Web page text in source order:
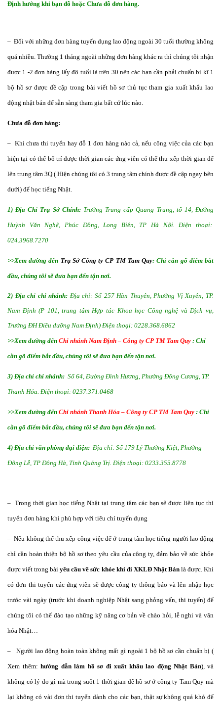
Định hướng khi bạn đỗ hoặc Chưa đỗ đơn hàng.
– Đối với những đơn hàng tuyển dụng lao động ngoài 30 tuổi thường không
quá nhiều. Thường 1 tháng ngoài những đơn hàng khác ra thì chúng tôi nhận
được 1 -2 đơn hàng lấy độ tuổi là trên 30 nên các bạn cần phải chuẩn bị kĩ 1
bộ hồ sơ được đề cập trong bài viết hồ sơ thủ tục tham gia xuất khẩu lao
động nhật bản để sẵn sàng tham gia bất cứ lúc nào.
Chưa đỗ đơn hàng:
– Khi chưa thi tuyển hay đỗ 1 đơn hàng nào cả, nếu công việc của các bạn
hiện tại có thể bố trí được thời gian các ứng viên có thể thu xếp thời gian để
lên trung tâm 3Q ( Hiện chúng tôi có 3 trung tâm chính được đề cập ngay bên
dưới) để học tiếng Nhật.
1) Địa Chỉ Trụ Sở Chính:Trường Trung cấp Quang Trung, tổ 14, Đường
Huỳnh Văn Nghệ, Phúc Đồng, Long Biên, TP Hà Nội. Điện thoại:
024.3968.7270
>>Xem đường đến Trụ Sở Công ty CP TM Tam Quy: Chỉ cần gõ điểm bắt
đầu, chúng tôi sẽ đưa bạn đến tận nơi.
2) Địa chỉ chi nhánh: Địa chỉ: Số 257 Hàn Thuyên, Phường Vị Xuyên, TP.
Nam Định (P 101, trung tâm Hợp tác Khoa học Công nghệ và Dịch vụ,
Trường ĐH Điều dưỡng Nam Định) Điện thoại: 0228.368.6862
>>Xem đường đến Chi nhánh Nam Định – Công ty CP TM Tam Quy : Chỉ
cần gõ điểm bắt đầu, chúng tôi sẽ đưa bạn đến tận nơi.
3) Địa chỉ chi nhánh: Số 64, Đường Đình Hương, Phường Đông Cương, TP.
Thanh Hóa. Điện thoại: 0237.371.0468
>>Xem đường đến Chi nhánh Thanh Hóa – Công ty CP TM Tam Quy : Chỉ
cần gõ điểm bắt đầu, chúng tôi sẽ đưa bạn đến tận nơi.
4) Địa chỉ văn phòng đại diện: Địa chỉ: Số 179 Lý Thường Kiệt, Phường
Đông Lễ, TP Đông Hà, Tỉnh Quảng Trị. Điện thoại: 0233.355.8778
– Trong thời gian học tiếng Nhật tại trung tâm các bạn sẽ được liên tục thi
tuyển đơn hàng khi phù hợp với tiêu chí tuyển dụng
– Nếu không thể thu xếp công việc để ở trung tâm học tiếng người lao động
chỉ cần hoàn thiện bộ hồ sơ theo yêu cầu của công ty, đảm bảo về sức khỏe
được viết trong bàiyêu cầu về sức khỏe khi đi XKLĐ Nhật Bảnlà được. Khi
có đơn thi tuyển các ứng viên sẽ được công ty thông báo và lên nhập học
trước vài ngày (trước khi doanh nghiệp Nhật sang phỏng vấn, thi tuyển) để
chúng tôi có thể đào tạo những kỹ năng cơ bản về chào hỏi, lễ nghi và văn
hóa Nhật…
– Người lao động hoàn toàn không mất gì ngoài 1 bộ hồ sơ cần chuẩn bị (
Xem thêm: hướng dẫn làm hồ sơ đi xuất khẩu lao động Nhật Bản), và
không có lý do gì mà trong suốt 1 thời gian để hồ sơ ở công ty Tam Quy mà
lại không có vài đơn thi tuyển dành cho các bạn, thật sự không quá khó để